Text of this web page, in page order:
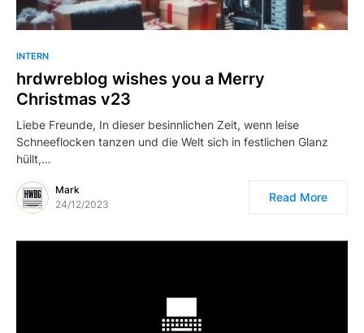
INTERN
hrdwreblog wishes you a Merry
Christmas v23
Liebe Freunde, In dieser besinnlichen Zeit, wenn leise
Schneeflocken tanzen und die Welt sich in festlichen Glanz
hüllt,…
Mark
24/12/2023
Read More